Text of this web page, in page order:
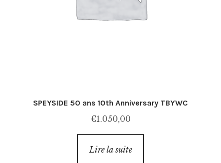
SPEYSIDE 50 ans 10th Anniversary TBYWC
€1.050,00
Lire la suite